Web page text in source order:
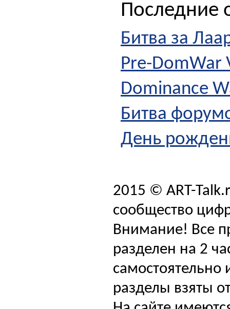
Последние
Битва за
Pre-DomWar
Dominance
Битва
День
2015 © ART-
сообщество
Внимание! Все
разделен на 2
самостоятельно
разделы взяты